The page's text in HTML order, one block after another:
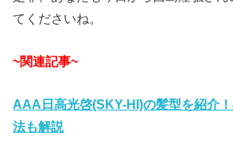
てくださいね。
~関連記事~
AAA日高光啓(SKY-HI)の髪型を紹介
法も解説